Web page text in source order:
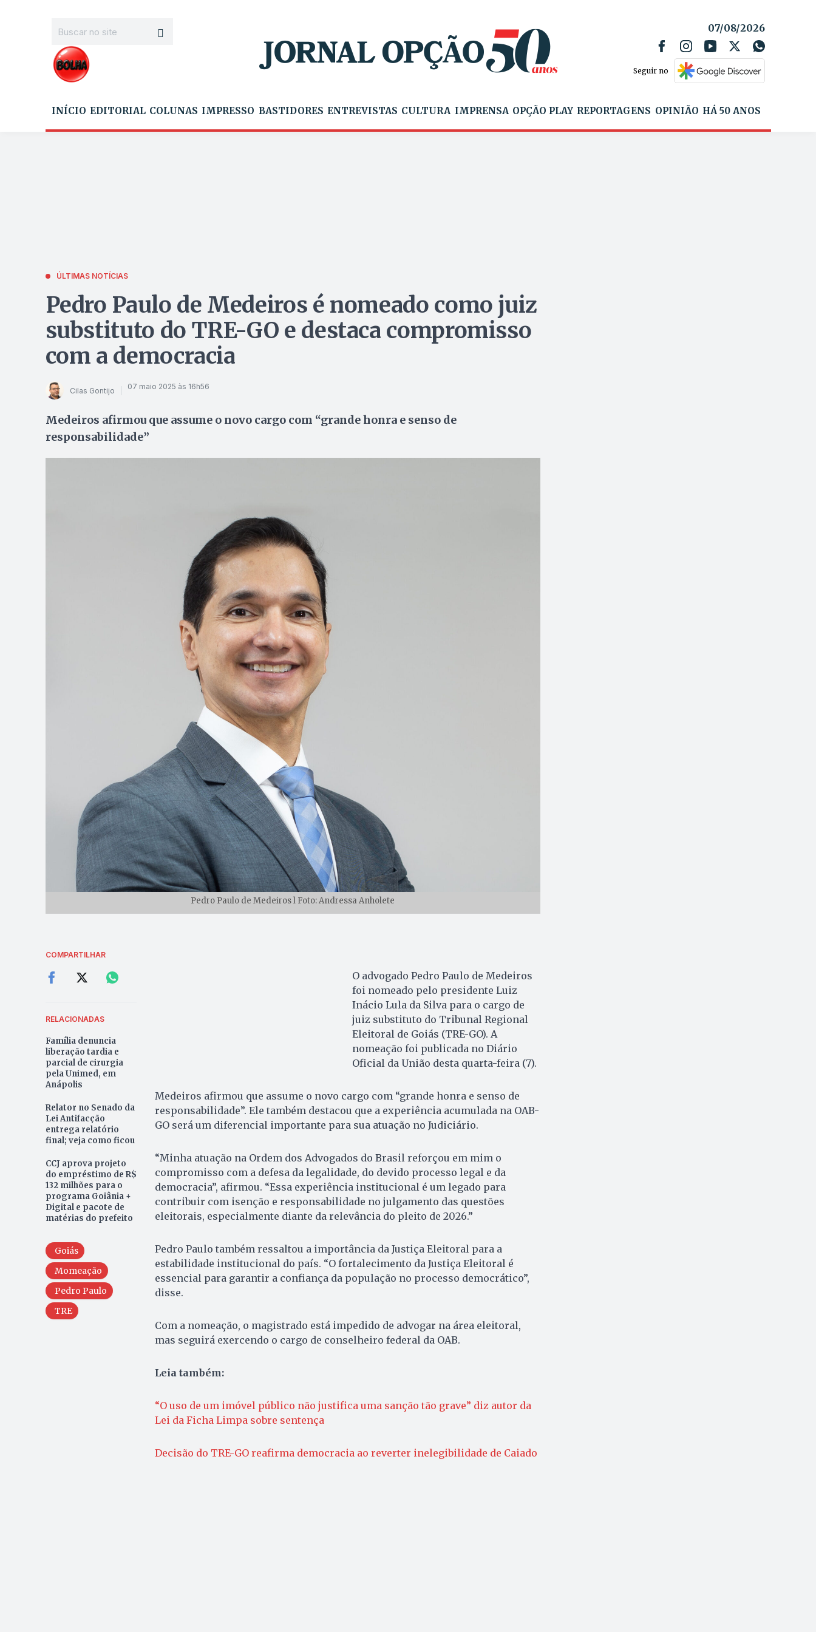
07/08/2026
Seguir no
INÍCIO EDITORIAL COLUNAS IMPRESSO BASTIDORES ENTREVISTAS CULTURA IMPRENSA OPÇÃO PLAY REPORTAGENS OPINIÃO HÁ 50 ANOS
ÚLTIMAS NOTÍCIAS
Pedro Paulo de Medeiros é nomeado como juiz
substituto do TRE-GO e destaca compromisso
com a democracia
Cilas Gontijo 07 maio 2025 às 16h56
Medeiros afirmou que assume o novo cargo com “grande honra e senso de
responsabilidade”
Pedro Paulo de Medeiros l Foto: Andressa Anholete
COMPARTILHAR
RELACIONADAS
Família denuncia
liberação tardia e
parcial de cirurgia
pela Unimed, em
Anápolis
Relator no Senado da
Lei Antifacção
entrega relatório
final; veja como ficou
CCJ aprova projeto
do empréstimo de R$
132 milhões para o
programa Goiânia +
Digital e pacote de
matérias do prefeito
Goiás
Momeação
Pedro Paulo
TRE
O advogado Pedro Paulo de Medeiros
foi nomeado pelo presidente Luiz
Inácio Lula da Silva para o cargo de
juiz substituto do Tribunal Regional
Eleitoral de Goiás (TRE-GO). A
nomeação foi publicada no Diário
Oficial da União desta quarta-feira (7).
Medeiros afirmou que assume o novo cargo com “grande honra e senso de
responsabilidade”. Ele também destacou que a experiência acumulada na OAB-
GO será um diferencial importante para sua atuação no Judiciário.
“Minha atuação na Ordem dos Advogados do Brasil reforçou em mim o
compromisso com a defesa da legalidade, do devido processo legal e da
democracia”, afirmou. “Essa experiência institucional é um legado para
contribuir com isenção e responsabilidade no julgamento das questões
eleitorais, especialmente diante da relevância do pleito de 2026.”
Pedro Paulo também ressaltou a importância da Justiça Eleitoral para a
estabilidade institucional do país. “O fortalecimento da Justiça Eleitoral é
essencial para garantir a confiança da população no processo democrático”,
disse.
Com a nomeação, o magistrado está impedido de advogar na área eleitoral,
mas seguirá exercendo o cargo de conselheiro federal da OAB.
Leia também:
“O uso de um imóvel público não justifica uma sanção tão grave” diz autor da
Lei da Ficha Limpa sobre sentença
Decisão do TRE-GO reafirma democracia ao reverter inelegibilidade de Caiado​